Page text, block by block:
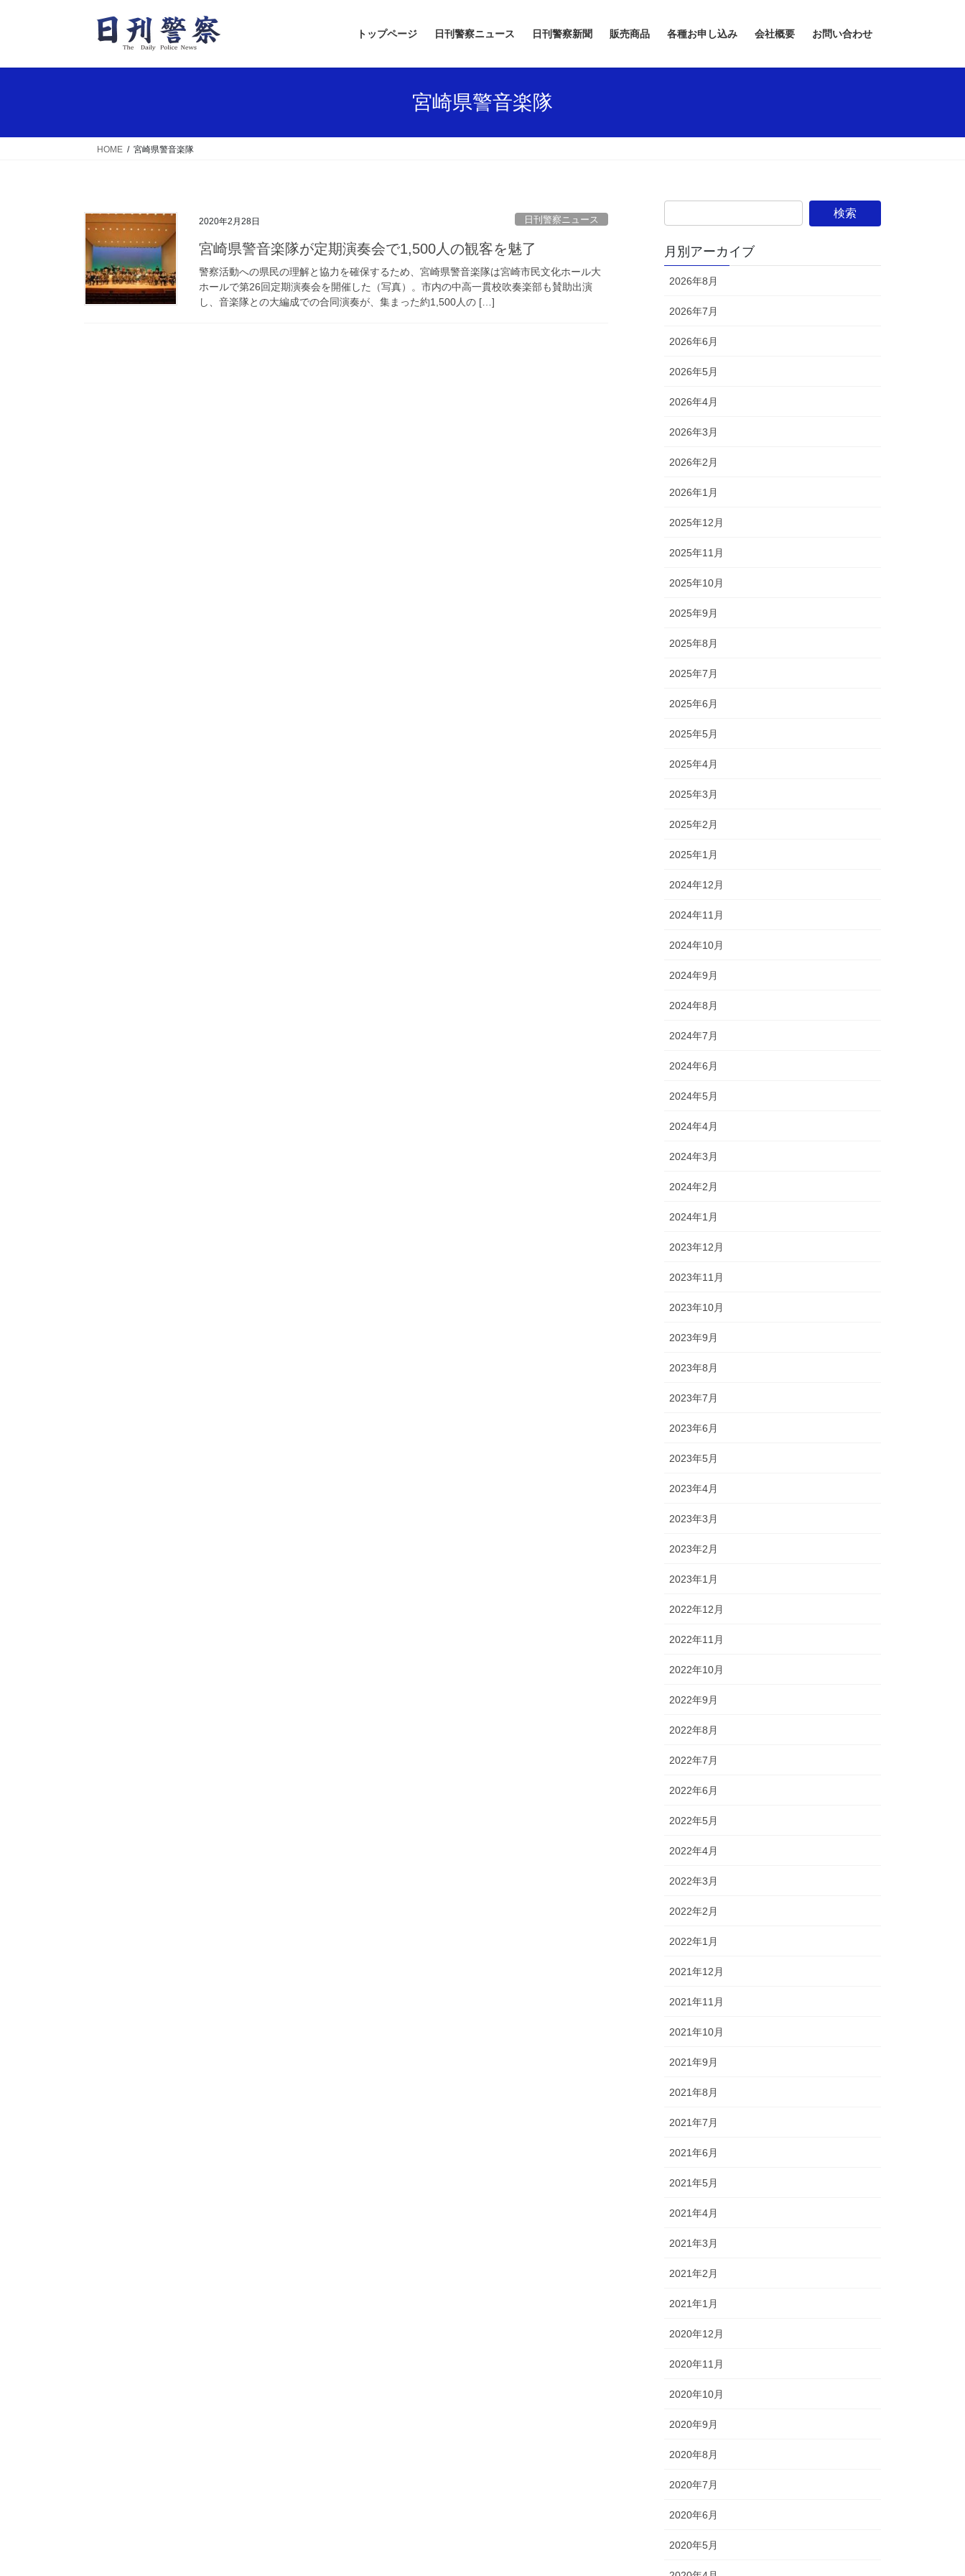
トップページ 日刊警察ニュース 日刊警察新聞 販売商品 各種お申し込み 会社概要 お問い合わせ
宮崎県警音楽隊
HOME 宮崎県警音楽隊
2020年2月28日 日刊警察ニュース
宮崎県警音楽隊が定期演奏会で1,500人の観客を魅了
警察活動への県民の理解と協力を確保するため、宮崎県警音楽隊は宮崎市民文化ホール大
ホールで第26回定期演奏会を開催した（写真）。市内の中高一貫校吹奏楽部も賛助出演
し、音楽隊との大編成での合同演奏が、集まった約1,500人の […]
月別アーカイブ
2026年8月
2026年7月
2026年6月
2026年5月
2026年4月
2026年3月
2026年2月
2026年1月
2025年12月
2025年11月
2025年10月
2025年9月
2025年8月
2025年7月
2025年6月
2025年5月
2025年4月
2025年3月
2025年2月
2025年1月
2024年12月
2024年11月
2024年10月
2024年9月
2024年8月
2024年7月
2024年6月
2024年5月
2024年4月
2024年3月
2024年2月
2024年1月
2023年12月
2023年11月
2023年10月
2023年9月
2023年8月
2023年7月
2023年6月
2023年5月
2023年4月
2023年3月
2023年2月
2023年1月
2022年12月
2022年11月
2022年10月
2022年9月
2022年8月
2022年7月
2022年6月
2022年5月
2022年4月
2022年3月
2022年2月
2022年1月
2021年12月
2021年11月
2021年10月
2021年9月
2021年8月
2021年7月
2021年6月
2021年5月
2021年4月
2021年3月
2021年2月
2021年1月
2020年12月
2020年11月
2020年10月
2020年9月
2020年8月
2020年7月
2020年6月
2020年5月